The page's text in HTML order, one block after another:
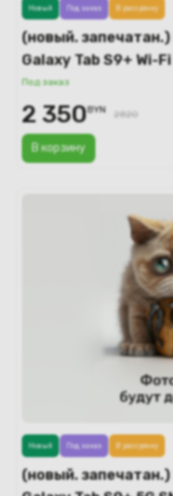
(новый.
Galaxy Tab S9+ Wi-
(бежевый)
Под заказ
В корзину
Новый Под заказ В рассрочку
2 350BYN 2820
(новый.
Новый Под заказ В рассрочку